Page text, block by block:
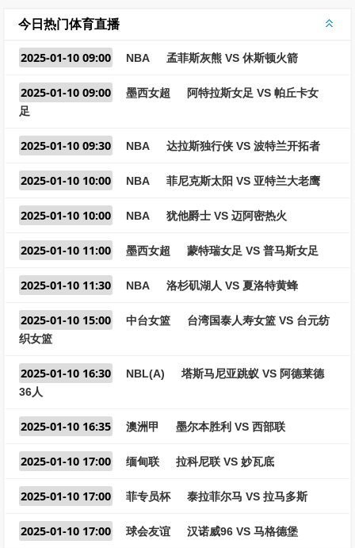
今日热门体育直播
2025-01-10 09:00 NBA 孟菲斯灰熊 VS 休斯顿火箭
2025-01-10 09:00 墨西女超
阿特拉斯女足 VS 帕丘卡女
足
2025-01-10 09:30 NBA 达拉斯独行侠 VS 波特兰开拓者
2025-01-10 10:00 NBA 菲尼克斯太阳 VS 亚特兰大老鹰
2025-01-10 10:00 NBA 犹他爵士 VS 迈阿密热火
2025-01-10 11:00 墨西女超 蒙特瑞女足 VS 普马斯女足
2025-01-10 11:30 NBA 洛杉矶湖人 VS 夏洛特黄蜂
2025-01-10 15:00 中台女篮
台湾国泰人寿女篮 VS 台元纺
织女篮
2025-01-10 16:30 NBL(A)
塔斯马尼亚跳蚁 VS 阿德莱德
36人
2025-01-10 16:35 澳洲甲 墨尔本胜利 VS 西部联
2025-01-10 17:00 缅甸联 拉科尼联 VS 妙瓦底
2025-01-10 17:00 菲专员杯 泰拉菲尔马 VS 拉马多斯
2025-01-10 17:00 球会友谊 汉诺威96 VS 马格德堡